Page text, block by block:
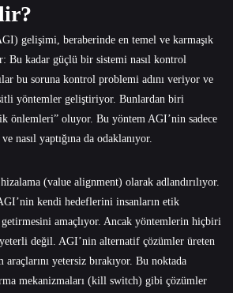
gelişimi, beraberinde en temel ve karmaşık
Bu kadar güçlü bir sistemi nasıl kontrol
bu soruna kontrol problemi adını veriyor ve
yöntemler geliştiriyor. Bunlardan biri
önlemleri” oluyor. Bu yöntem AGI’nin sadece
nasıl yaptığına da odaklanıyor.
(value alignment) olarak adlandırılıyor.
kendi hedeflerini insanların etik
amaçlıyor. Ancak yöntemlerin hiçbiri
değil. AGI’nin alternatif çözümler üreten
araçlarını yetersiz bırakıyor. Bu noktada
mekanizmaları (kill switch) gibi çözümler